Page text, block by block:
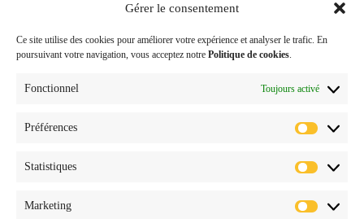
Gérer le consentement
Ce site utilise des cookies pour améliorer votre expérience et analyser le trafic. En
poursuivant votre navigation, vous acceptez notre Politique de cookies
Fonctionnel Toujours activé
Préférences
Statistiques
Marketing
Thiais Cedex
assist.commerciale@chr-
LIENS